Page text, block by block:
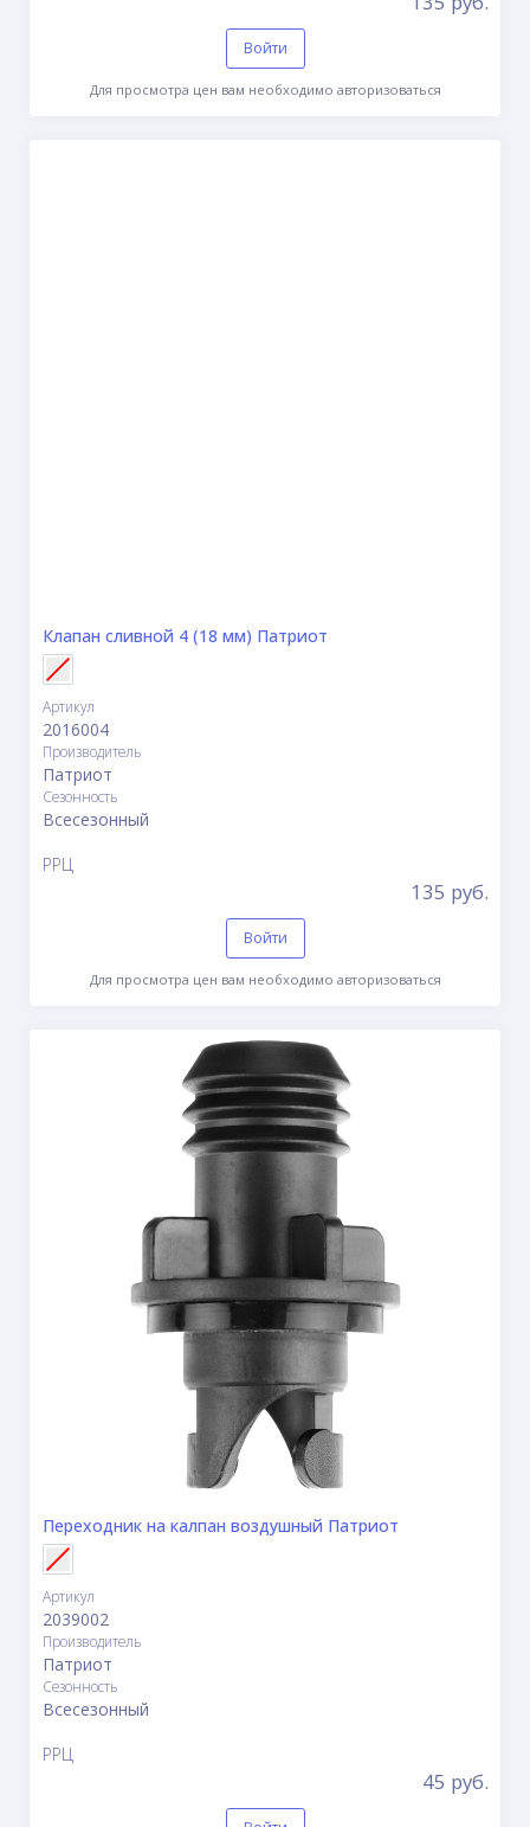
Войти
Для просмотра цен вам необходимо авторизоваться
Клапан сливной 4 (18 мм) Патриот
Артикул
2016004
Производитель
Патриот
Сезонность
Всесезонный
РРЦ
135 руб.
Войти
Для просмотра цен вам необходимо авторизоваться
Переходник на калпан воздушный Патриот
Артикул
2039002
Производитель
Патриот
Сезонность
Всесезонный
РРЦ
45 руб.